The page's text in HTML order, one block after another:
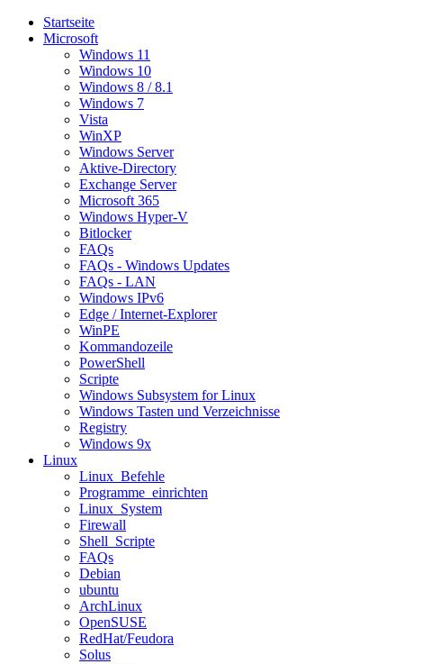
Startseite
Microsoft
Windows 11
Windows 10
Windows 8 / 8.1
Windows 7
Vista
WinXP
Windows Server
Aktive-Directory
Exchange Server
Microsoft 365
Windows Hyper-V
Bitlocker
FAQs
FAQs - Windows Updates
FAQs - LAN
Windows IPv6
Edge / Internet-Explorer
WinPE
Kommandozeile
PowerShell
Scripte
Windows Subsystem for Linux
Windows Tasten und Verzeichnisse
Registry
Windows 9x
Linux
Linux_Befehle
Programme_einrichten
Linux_System
Firewall
Shell_Scripte
FAQs
Debian
ubuntu
ArchLinux
OpenSUSE
RedHat/Feudora
Solus